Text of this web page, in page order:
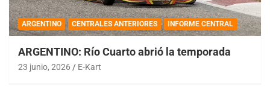
ARGENTINO CENTRALES ANTERIORES INFORME CENTRAL
ARGENTINO: Río Cuarto abrió la temporada
23 junio, 2026 E-Kart